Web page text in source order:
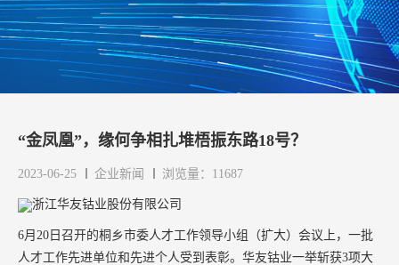
“金凤凰”，缘何争相扎堆梧振东路18号？
2023-06-25 企业新闻 浏览量：11687
6月 20 日召开的桐乡市委人才工作领导小组（扩大）会议上，一批
人才工作先进单位和先进个人受到表彰。华友钴业一举斩获3项大